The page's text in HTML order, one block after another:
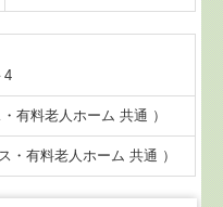
4
有料老人ホーム 共通 ）
・有料老人ホーム 共通 ）